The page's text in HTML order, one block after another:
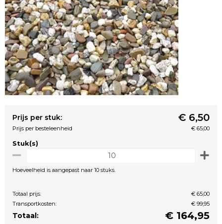
Prijs per stuk: € 6,50
Prijs per besteleenheid € 65,00
Stuk(s)
Hoeveelheid is aangepast naar 10 stuks.
Totaal prijs:
€ 65,00
Transportkosten:
€ 99,95
Totaal: € 164,95